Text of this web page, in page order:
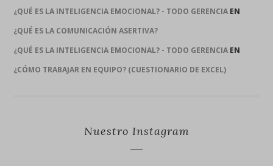
¿QUÉ ES LA INTELIGENCIA EMOCIONAL? - TODO GERENCIA EN
¿QUÉ ES LA COMUNICACIÓN ASERTIVA?
¿QUÉ ES LA INTELIGENCIA EMOCIONAL? - TODO GERENCIA EN
¿CÓMO TRABAJAR EN EQUIPO? (CUESTIONARIO DE EXCEL)
Nuestro Instagram